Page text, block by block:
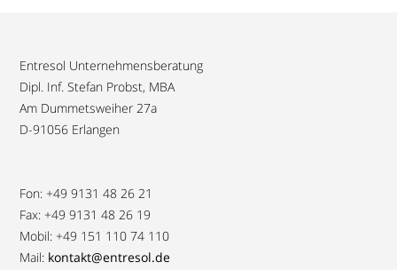
Entresol Unternehmensberatung
Dipl. Inf. Stefan Probst, MBA
Am Dummetsweiher 27a
D-91056 Erlangen
Fon: +49 9131 48 26 21
Fax: +49 9131 48 26 19
Mobil: +49 151 110 74 110
Mail: kontakt@entresol.de